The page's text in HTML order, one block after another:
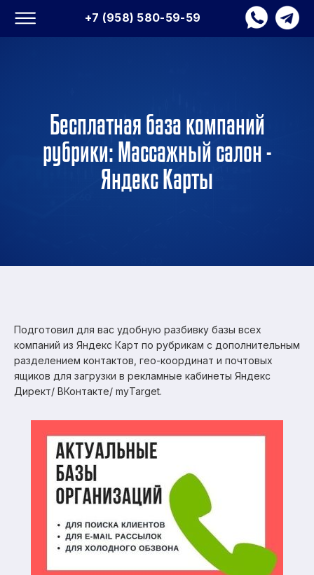
+7 (958) 580-59-59
Бесплатная база компаний
рубрики: Массажный салон -
Яндекс Карты
Подготовил для вас удобную разбивку базы всех
компаний из Яндекс Карт по рубрикам с дополнительным
разделением контактов, гео-координат и почтовых
ящиков для загрузки в рекламные кабинеты Яндекс
Директ/ ВКонтакте/ myTarget.